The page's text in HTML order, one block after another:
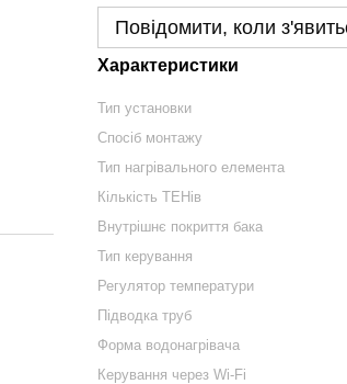
Повідомити, коли
Характеристики
Тип установки
Спосіб монтажу
Тип нагрівального елемента
Кількість ТЕНів
Внутрішнє покриття бака
Тип керування
Регулятор температури
Підводка труб
Форма водонагрівача
Керування через Wi-Fi